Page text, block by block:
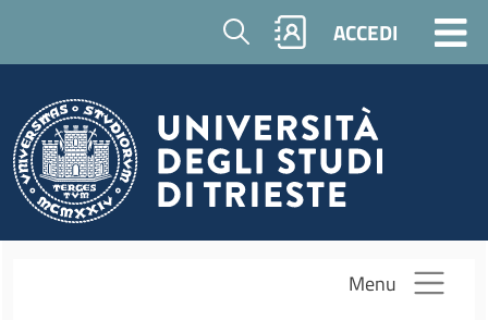
Salta al contenuto principale
Cerca ACCEDI
Menu